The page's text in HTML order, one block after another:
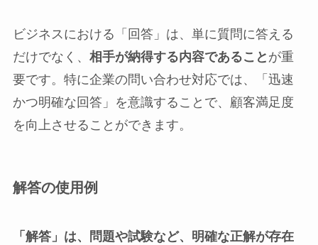
ビジネスにおける「回答」は、単に質問に答える
だけでなく、 相手が納得する内容であること が重
要です。特に企業の問い合わせ対応では、「迅速
かつ明確な回答」を意識することで、顧客満足度
を向上させることができます。
解答の使用例
「解答」は、問題や試験など、明確な正解が存在